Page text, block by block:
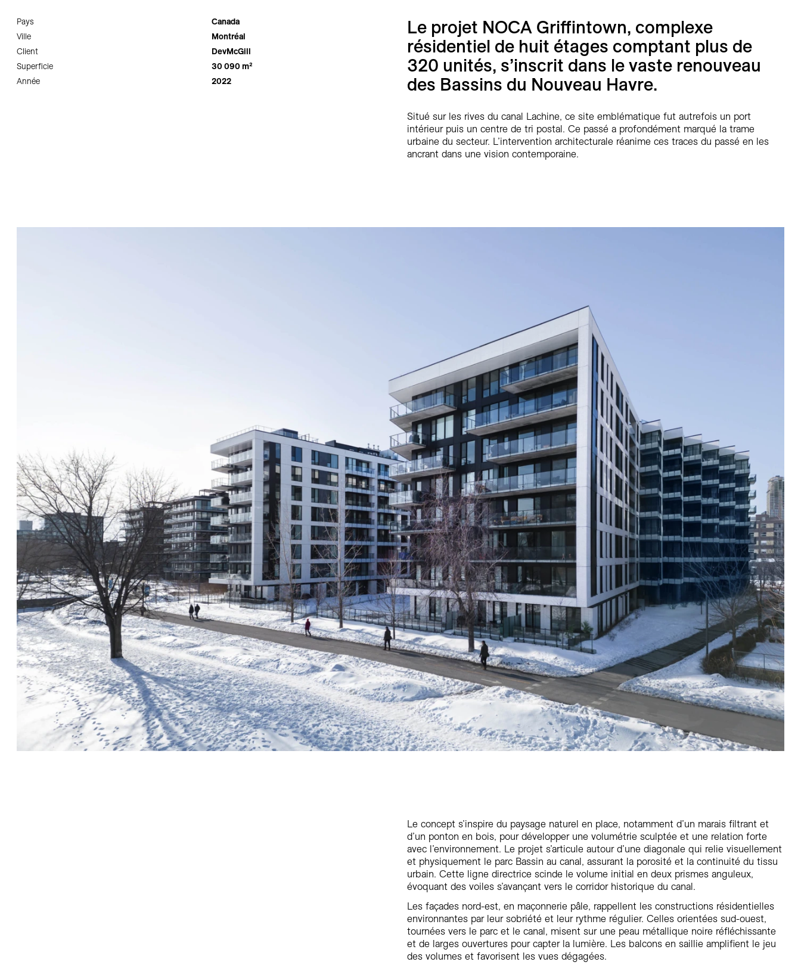
Pays
Canada
Ville
Montréal
Client
DevMcGill
Superficie
30 090 m²
Année
2022
Le projet NOCA Griffintown, complexe
résidentiel de huit étages comptant plus de
320 unités, s’inscrit dans le vaste renouveau
des Bassins du Nouveau Havre.
Situé sur les rives du canal Lachine, ce site emblématique fut autrefois un port
intérieur puis un centre de tri postal. Ce passé a profondément marqué la trame
urbaine du secteur. L’intervention architecturale réanime ces traces du passé en les
ancrant dans une vision contemporaine.
Le concept s’inspire du paysage naturel en place, notamment d’un marais filtrant et
d’un ponton en bois, pour développer une volumétrie sculptée et une relation forte
avec l’environnement. Le projet s’articule autour d’une diagonale qui relie visuellement
et physiquement le parc Bassin au canal, assurant la porosité et la continuité du tissu
urbain. Cette ligne directrice scinde le volume initial en deux prismes anguleux,
évoquant des voiles s’avançant vers le corridor historique du canal.
Les façades nord-est, en maçonnerie pâle, rappellent les constructions résidentielles
environnantes par leur sobriété et leur rythme régulier. Celles orientées sud-ouest,
tournées vers le parc et le canal, misent sur une peau métallique noire réfléchissante
et de larges ouvertures pour capter la lumière. Les balcons en saillie amplifient le jeu
des volumes et favorisent les vues dégagées.